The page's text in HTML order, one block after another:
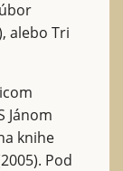
alebo Tri
Jánom
knihe
Pod